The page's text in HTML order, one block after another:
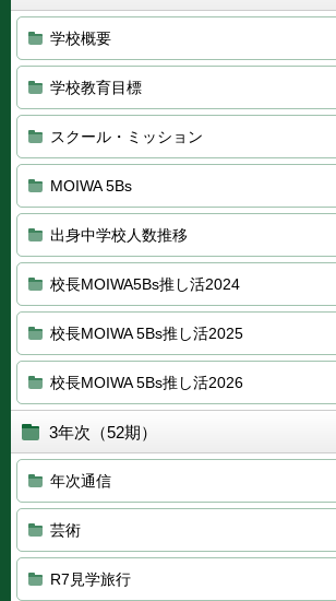
学校概要
学校教育目標
スクール・ミッション
MOIWA 5Bs
出身中学校人数推移
校長MOIWA5Bs推し活2024
校長MOIWA 5Bs推し活2025
校長MOIWA 5Bs推し活2026
3年次（52期）
年次通信
芸術
R7見学旅行